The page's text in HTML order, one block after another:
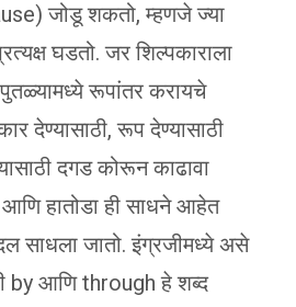
जोडू शकतो, म्हणजे ज्या
घडतो. जर शिल्पकाराला
रूपांतर करायचे
देण्यासाठी, रूप देण्यासाठी
दगड कोरून काढावा
आणि हातोडा ही साधने आहेत
साधला जातो. इंग्रजीमध्ये असे
by आणि through हे शब्द